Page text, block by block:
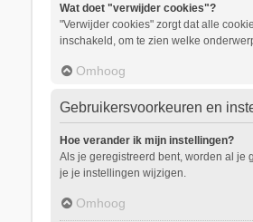
Wat doet "verwijder cookies"?
"Verwijder cookies" zorgt dat alle
inschakeld, om te zien welke
Omhoog
Gebruikersvoorkeuren en
Hoe verander ik mijn instellingen?
Als je geregistreerd bent, worden al je
je je instellingen wijzigen.
Omhoog